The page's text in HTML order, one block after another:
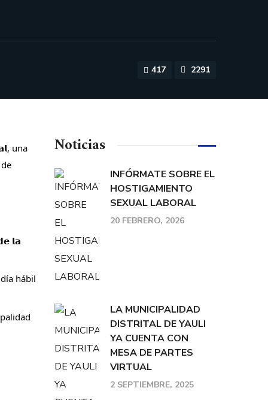
417 2291
una
𝗹𝗮
hábil
Noticias
INFÓRMATE SOBRE EL
HOSTIGAMIENTO
SEXUAL LABORAL
20 FEBRERO, 2026
LA MUNICIPALIDAD
DISTRITAL DE YAULI
YA CUENTA CON
MESA DE PARTES
VIRTUAL
2 SEPTIEMBRE, 2025